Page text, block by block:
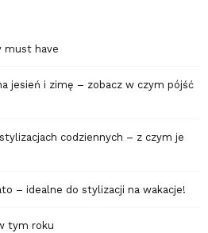
must have
jesień i zimę – zobacz w czym pójść
codziennych – z czym je
– idealne do stylizacji na wakacje!
tym roku